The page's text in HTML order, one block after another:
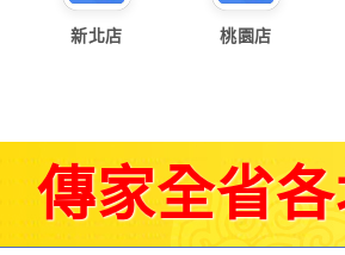
新北店 桃園店
傳家全省